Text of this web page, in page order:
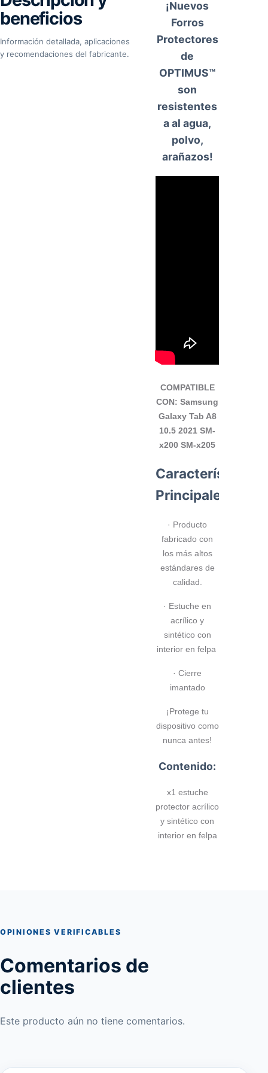
beneficios
Información detallada, aplicaciones
y recomendaciones del fabricante.
¡Nuevos
Forros
Protectores
de
OPTIMUS™
son
resistentes
a al agua,
polvo,
arañazos!
COMPATIBLE
CON:Samsung
Galaxy Tab A8
10.5 2021 SM-
x200 SM-x205
Características
Principales
· Producto
fabricado con
los más altos
estándares de
calidad.
· Estuche en
acrílico y
sintético con
interior en felpa
· Cierre
imantado
¡Protege tu
dispositivo como
nunca antes!
Contenido:
x1 estuche
protector acrílico
y sintético con
interior en felpa
OPINIONES VERIFICABLES
Comentarios de
clientes
Este producto aún no tiene comentarios.